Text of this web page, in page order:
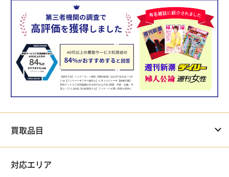
買取品目
対応エリア